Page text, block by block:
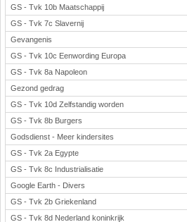
GS - Tvk 10b Maatschappij
GS - Tvk 7c Slavernij
Gevangenis
GS - Tvk 10c Eenwording Europa
GS - Tvk 8a Napoleon
Gezond gedrag
GS - Tvk 10d Zelfstandig worden
GS - Tvk 8b Burgers
Godsdienst - Meer kindersites
GS - Tvk 2a Egypte
GS - Tvk 8c Industrialisatie
Google Earth - Divers
GS - Tvk 2b Griekenland
GS - Tvk 8d Nederland koninkrijk